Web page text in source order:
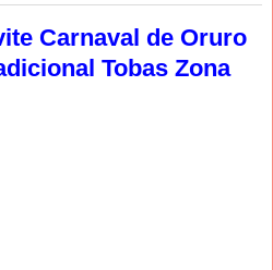
Carnaval de Oruro
Tobas Zona